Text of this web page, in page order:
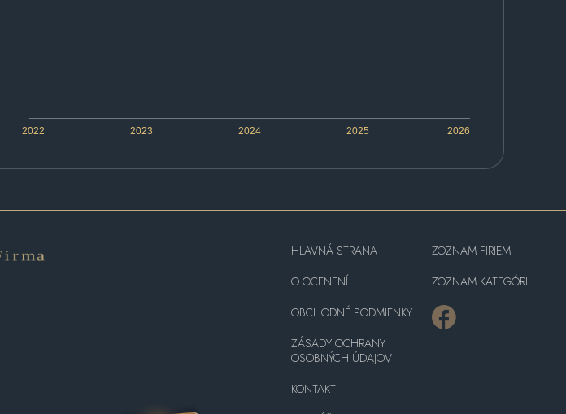
2022 2023 2024 2025 2026
HLAVNÁ STRANA
O OCENENÍ
OBCHODNÉ PODMIENKY
ZÁSADY OCHRANY
OSOBNÝCH ÚDAJOV
KONTAKT
ZOZNAM FIRIEM
ZOZNAM KATEGÓRII